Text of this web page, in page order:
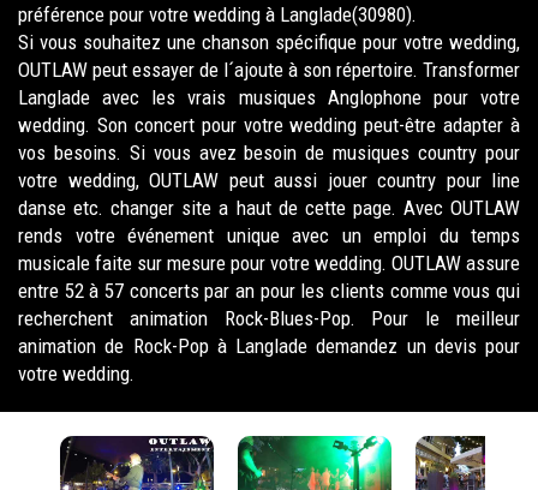
préférence pour votre wedding à Langlade(30980).
Si vous souhaitez une chanson spécifique pour votre wedding,
OUTLAW peut essayer de l´ajoute à son répertoire. Transformer
Langlade avec les vrais musiques Anglophone pour votre
wedding. Son concert pour votre wedding peut-être adapter à
vos besoins. Si vous avez besoin de musiques country pour
votre wedding, OUTLAW peut aussi jouer country pour line
danse etc. changer site a haut de cette page. Avec OUTLAW
rends votre événement unique avec un emploi du temps
musicale faite sur mesure pour votre wedding. OUTLAW assure
entre 52 à 57 concerts par an pour les clients comme vous qui
recherchent animation Rock-Blues-Pop. Pour le meilleur
animation de Rock-Pop à Langlade demandez un devis pour
votre wedding.